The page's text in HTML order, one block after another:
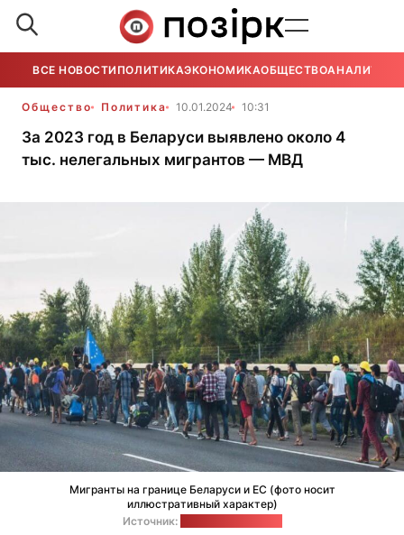
ВСЕ НОВОСТИ ПОЛИТИКАЭКОНОМИКАОБЩЕСТВОАНАЛИТИКА
Общество Политика 10.01.2024 10:31
За 2023 год в Беларуси выявлено около 4
тыс. нелегальных мигрантов — МВД
Мигранты на границе Беларуси и ЕС (фото носит
иллюстративный характер)
Источник: